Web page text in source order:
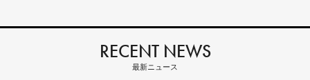
RECENT NEWS
最新ニュース